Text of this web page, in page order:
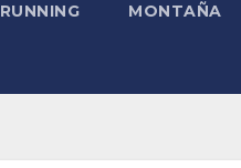
RUNNING MONTAÑA